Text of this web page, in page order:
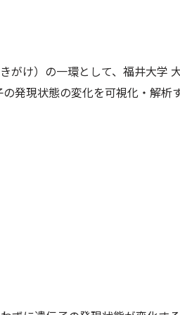
け）の一環として、福井大学
発現状態の変化を可視化・解析